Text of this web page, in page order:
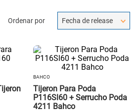
Ordenar por Fecha de release
BAHCO
Tijeron Para Poda
P116Sl60 + Serrucho Poda
4211 Bahco